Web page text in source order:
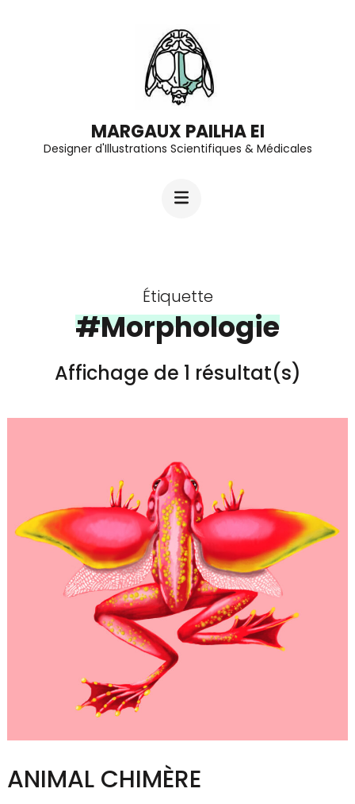
MARGAUX PAILHA EI
Designer d'Illustrations Scientifiques & Médicales
Étiquette
#Morphologie
Affichage de 1 résultat(s)
ANIMAL CHIMÈRE